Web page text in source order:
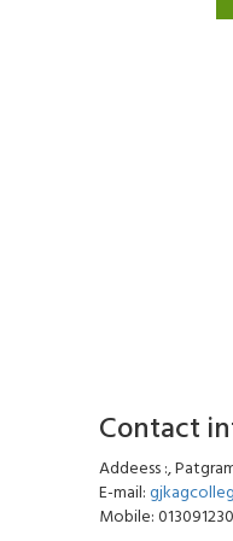
Contact
Addeess :,
E-mail:
Mobile: